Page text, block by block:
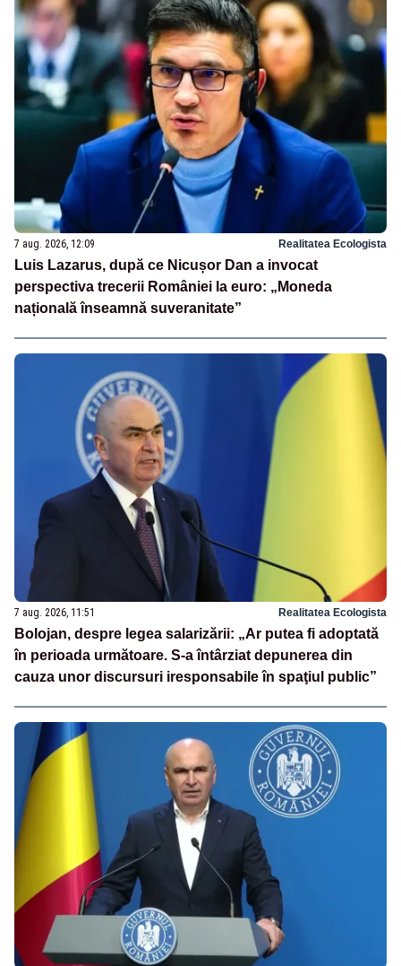
7 aug. 2026, 12:09 Realitatea Ecologista
Luis Lazarus, după ce Nicușor Dan a invocat
perspectiva trecerii României la euro: „Moneda
națională înseamnă suveranitate”
7 aug. 2026, 11:51 Realitatea Ecologista
Bolojan, despre legea salarizării: „Ar putea fi adoptată
în perioada următoare. S-a întârziat depunerea din
cauza unor discursuri iresponsabile în spaţiul public”